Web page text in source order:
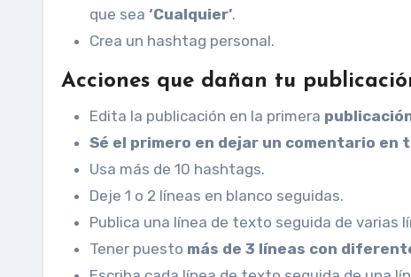
que sea ‘Cualquier’.
Crea un hashtag personal.
Acciones que dañan tu
Edita la publicación en la primera
Sé el primero en dejar un comentario en
Usa más de 10 hashtags.
Deje 1 o 2 líneas en blanco seguidas.
Publica una línea de texto seguida de varias
Tener puesto más de 3 líneas con